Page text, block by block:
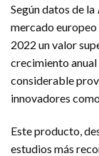
Según datos de la
mercado europeo
2022 un valor
crecimiento anual
considerable
innovadores
Este producto,
estudios más